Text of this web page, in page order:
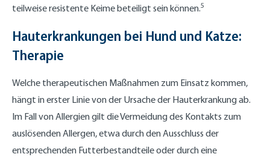
teilweise resistente Keime beteiligt sein können.5
Hauterkrankungen bei Hund und Katze:
Therapie
Welche therapeutischen Maßnahmen zum Einsatz kommen,
hängt in erster Linie von der Ursache der Hauterkrankung ab.
Im Fall von Allergien gilt die Vermeidung des Kontakts zum
auslösenden Allergen, etwa durch den Ausschluss der
entsprechenden Futterbestandteile oder durch eine